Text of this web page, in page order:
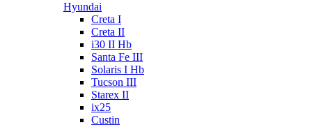
Hyundai
Creta I
Creta II
i30 II Hb
Santa Fe III
Solaris I Hb
Tucson III
Starex II
ix25
Custin